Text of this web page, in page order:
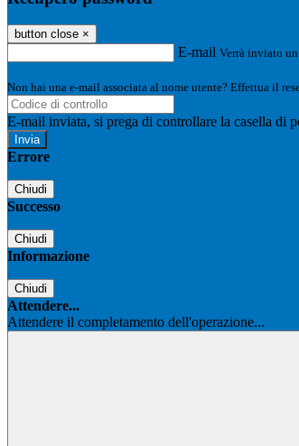
button close ×
E-mail Verrà inviato
Non hai una e-mail associata al nome utente? Effettua il
E-mail inviata, si prega di controllare la casella di
Errore
Chiudi
Successo
Chiudi
Informazione
Chiudi
Attendere...
Attendere il completamento dell'operazione...